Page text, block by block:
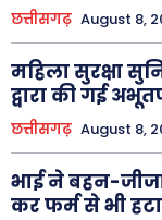
छत्तीसगढ़ August 8,
महिला सुरक्षा
द्वारा की गई
छत्तीसगढ़ August 8,
भाई ने बहन-
कर फर्म से भी